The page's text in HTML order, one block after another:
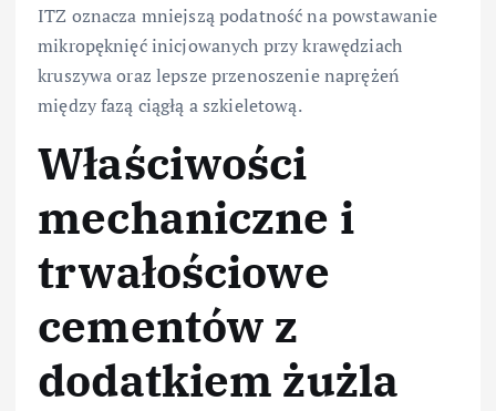
ITZ oznacza mniejszą podatność na powstawanie
mikropęknięć inicjowanych przy krawędziach
kruszywa oraz lepsze przenoszenie naprężeń
między fazą ciągłą a szkieletową.
Właściwości
mechaniczne i
trwałościowe
cementów z
dodatkiem żużla